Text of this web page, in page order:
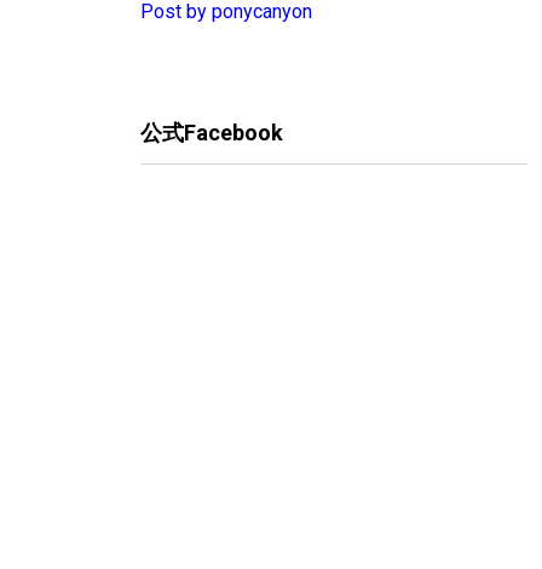
Post by ponycanyon
公式Facebook